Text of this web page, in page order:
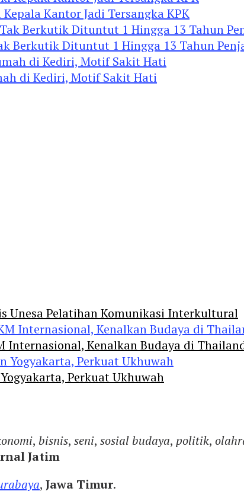
Kantor Jadi Tersangka KPK
Berkutik Dituntut 1 Hingga 13 Tahun
di Kediri, Motif Sakit Hati
Unesa Pelatihan Komunikasi Interkultural
Internasional, Kenalkan Budaya di
Perkuat Ukhuwah
, bisnis, seni, sosial budaya, politik,
Jatim
, Jawa Timur.